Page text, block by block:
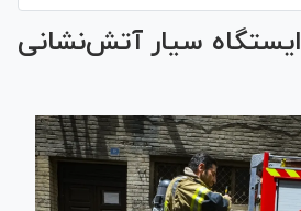
بهره‌برداری از ۵ ایستگاه سیار آتش‌نشانی